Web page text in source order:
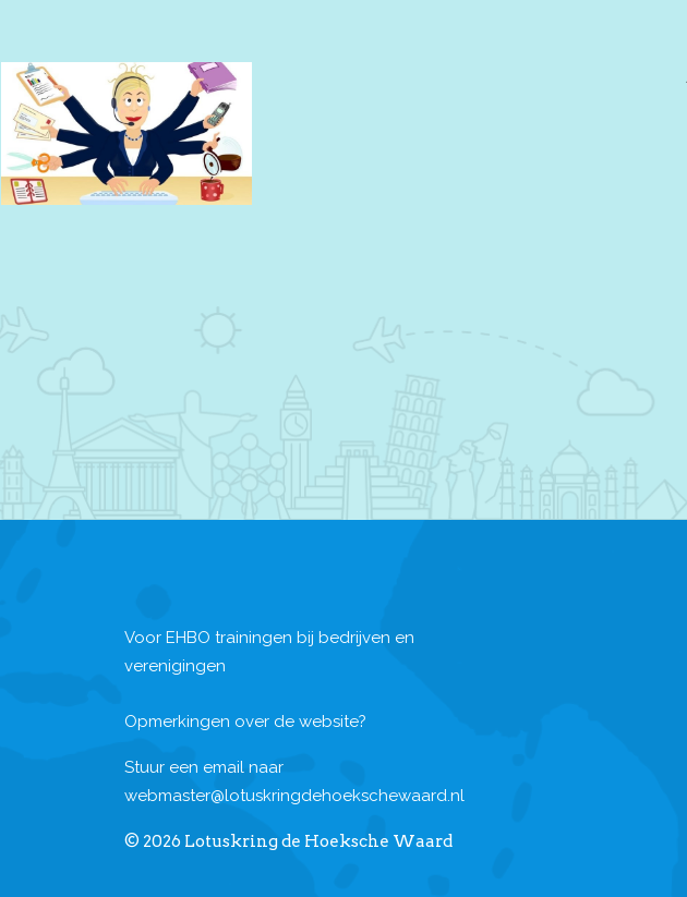
Voor EHBO trainingen bij bedrijven en
verenigingen
Opmerkingen over de website?
Stuur een email naar
webmaster@lotuskringdehoekschewaard.nl
© 2026 Lotuskring de Hoeksche Waard